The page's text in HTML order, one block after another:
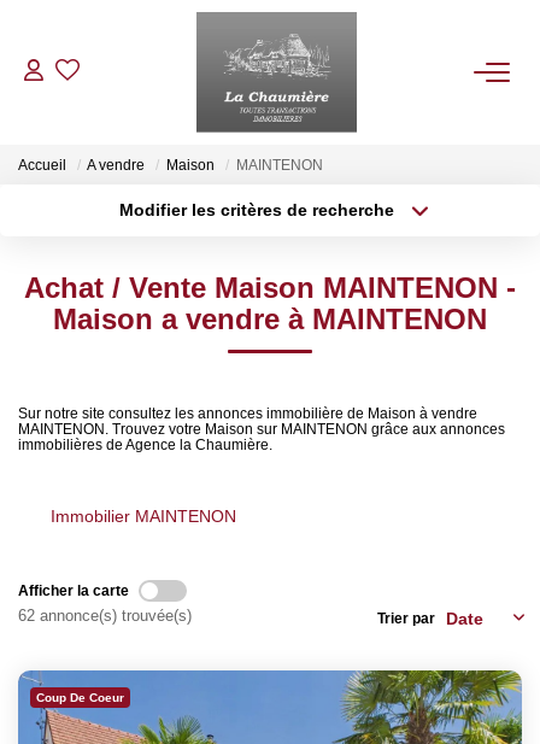
ACHETER
ESTIMER
NOTRE AGENCE
Accueil A vendre Maison MAINTENON
Modifier les critères de recherche
Sélectionnez...
Type de bien
Surface min
Créer une alerte
Achat / Vente Maison MAINTENON -
Maison a vendre à MAINTENON
Sur notre site consultez les annonces immobilière de Maison à vendre
MAINTENON. Trouvez votre Maison sur MAINTENON grâce aux annonces
immobilières de Agence la Chaumière.
Immobilier MAINTENON
Afficher la carte
62 annonce(s) trouvée(s) Trier par
Coup De Coeur